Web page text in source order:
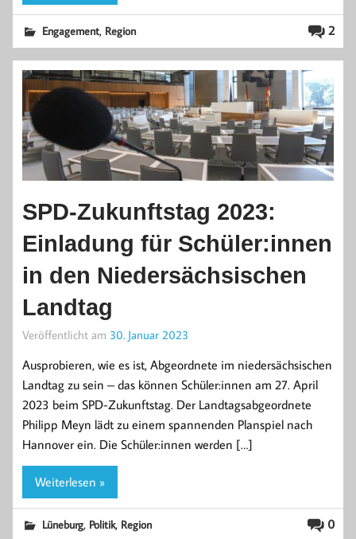
2
Engagement, Region
SPD-Zukunftstag 2023:
Einladung für Schüler:innen
in den Niedersächsischen
Landtag
Veröffentlicht am 30. Januar 2023
Ausprobieren, wie es ist, Abgeordnete im niedersächsischen
Landtag zu sein – das können Schüler:innen am 27. April
2023 beim SPD-Zukunftstag. Der Landtagsabgeordnete
Philipp Meyn lädt zu einem spannenden Planspiel nach
Hannover ein. Die Schüler:innen werden […]
Weiterlesen »
0
Lüneburg, Politik, Region